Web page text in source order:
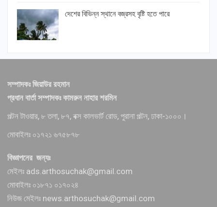
দেশের বিভিন্ন স্থানে বজ্রসহ বৃষ্টি হতে পারে
সম্পাদকঃ জিয়াউর রহমান
প্রধান বার্তা সম্পাদকঃ কামরুন নাহার শরমিন
পল্টন টাওয়ার, ৮ তলা, ৮৭, বক্স কালভার্ট রোড, পুরানা পল্টন, ঢাকা-১০০০।
মোবাইলঃ ০১৭২১ ৬৭৫৮৭৮
বিজ্ঞাপনের জন্যঃ
মেইলঃ ads.arthosuchak@gmail.com
মোবাইলঃ ০১৮৭১ ০১৭০২৪
নিউজ মেইলঃ news.arthosuchak@gmail.com